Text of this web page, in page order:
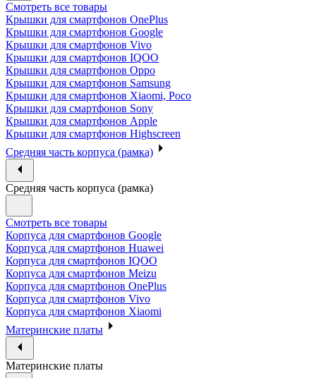
Смотреть все товары
Крышки для смартфонов OnePlus
Крышки для смартфонов Google
Крышки для смартфонов Vivo
Крышки для смартфонов IQOO
Крышки для смартфонов Oppo
Крышки для смартфонов Samsung
Крышки для смартфонов Xiaomi, Poco
Крышки для смартфонов Sony
Крышки для смартфонов Apple
Крышки для смартфонов Highscreen
Средняя часть корпуса (рамка)
Средняя часть корпуса (рамка)
Смотреть все товары
Корпуса для смартфонов Google
Корпуса для смартфонов Huawei
Корпуса для смартфонов IQOO
Корпуса для смартфонов Meizu
Корпуса для смартфонов OnePlus
Корпуса для смартфонов Vivo
Корпуса для смартфонов Xiaomi
Материнские платы
Материнские платы